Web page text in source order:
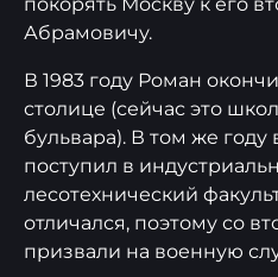
Абрамовичу.
В 1983 году Роман
столице (сейчас это
бульвара). В том же году
поступил в
лесотехнический
отличался, поэтому со
призвали на военную